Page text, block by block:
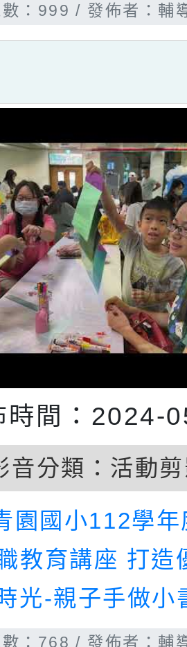
：999 發佈者：輔
時間：2024-
音分類： 活動
園國小112學
教育講座 打造
光-親子手做小
：768 發佈者：輔